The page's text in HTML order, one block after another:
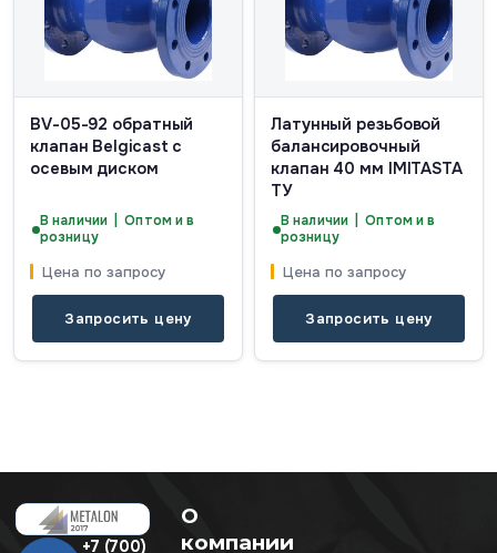
BV-05-92 обратный
клапан Belgicast с
осевым диском
В наличии | Оптом и в
розницу
Цена по запросу
Запросить цену
Латунный резьбовой
балансировочный
клапан 40 мм IMITASTA
ТУ
В наличии | Оптом и в
розницу
Цена по запросу
Запросить цену
+7 (700)
О
компании